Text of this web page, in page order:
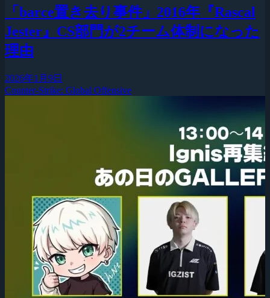
「barce置き去り事件」2016年『Rascal
Jester』CS部門が2チーム体制になった
理由
2026年1月9日
Counter-Strike: Global Offensive